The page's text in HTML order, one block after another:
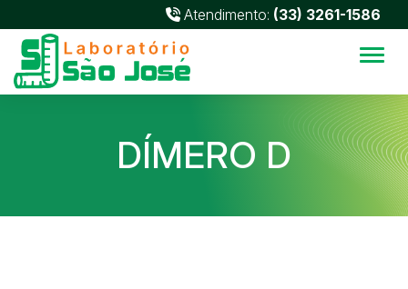
Atendimento: (33) 3261-1586
DÍMERO D